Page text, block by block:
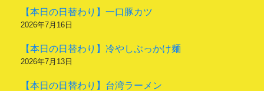
【本日の日替わり】一口豚カツ
2026年7月16日
【本日の日替わり】冷やしぶっかけ麺
2026年7月13日
【本日の日替わり】台湾ラーメン